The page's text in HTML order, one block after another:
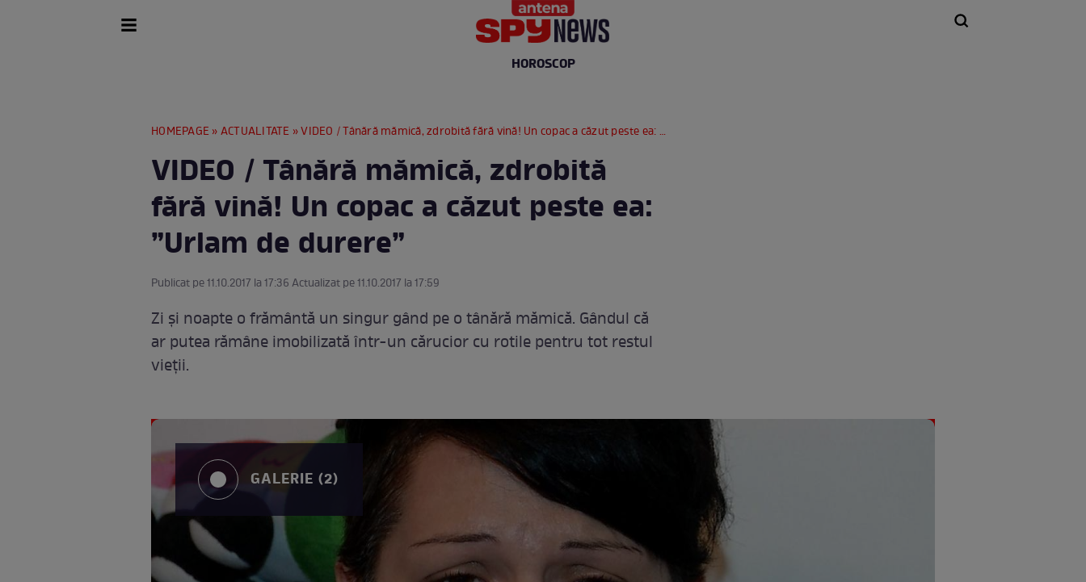
HOROSCOP
HOMEPAGE »ACTUALITATE » VIDEO / Tânără mămică, zdrobită fără vină! Un copac a căzut peste ea: ”Urlam de durere”
VIDEO / Tânără mămică, zdrobită
fără vină! Un copac a căzut peste ea:
”Urlam de durere”
Publicat pe 11.10.2017 la 17:36 Actualizat pe 11.10.2017 la 17:59
Zi şi noapte o frământă un singur gând pe o tânără mămică. Gândul că
ar putea rămâne imobilizată într-un cărucior cu rotile pentru tot restul
vieţii.
GALERIE (2)